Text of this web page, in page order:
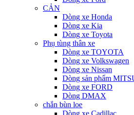
CẢN
Dòng xe Honda
Dòng xe Kia
Dòng xe Toyota
Phụ tùng thân xe
Dòng xe TOYOTA
Dòng xe Volkswagen
Dòng xe Nissan
Dòng sản phẩm
Dòng xe FORD
Dòng DMAX
chắn bùn loe
Dòng xe Cadillac